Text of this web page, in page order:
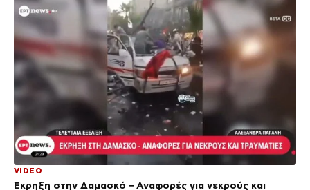
VIDEO
Έκρηξη στην Δαμασκό – Αναφορές για νεκρούς και